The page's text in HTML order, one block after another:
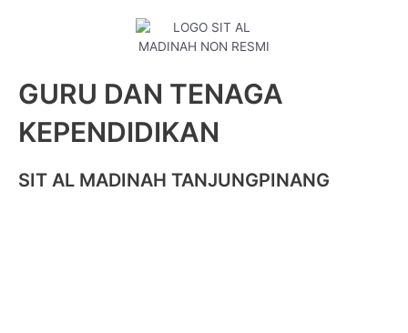
GURU DAN TENAGA
KEPENDIDIKAN
SIT AL MADINAH TANJUNGPINANG